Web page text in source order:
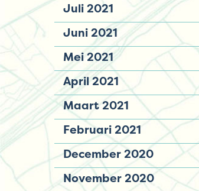
Juli 2021
Juni 2021
Mei 2021
April 2021
Maart 2021
Februari 2021
December 2020
November 2020